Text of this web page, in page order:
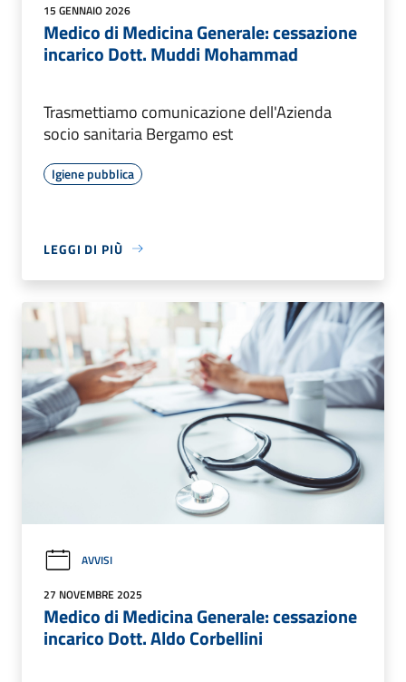
15 GENNAIO 2026
Medico di Medicina Generale: cessazione
incarico Dott. Muddi Mohammad
Trasmettiamo comunicazione dell'Azienda
socio sanitaria Bergamo est
Igiene pubblica
LEGGI DI PIÙ
AVVISI
27 NOVEMBRE 2025
Medico di Medicina Generale: cessazione
incarico Dott. Aldo Corbellini